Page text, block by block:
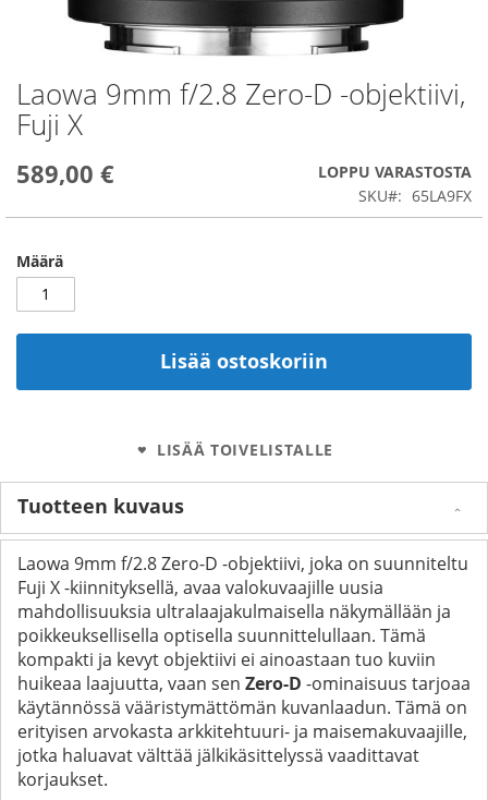
Laowa 9mm f/2.8 Zero-D -objektiivi,
Fuji X
589,00 €
LOPPU VARASTOSTA
SKU
65LA9FX
Määrä
Lisää ostoskoriin
LISÄÄ TOIVELISTALLE
Skip
to
the
of
Tuotteen kuvaus
Laowa 9mm f/2.8 Zero-D -objektiivi, joka on suunniteltu
Fuji X -kiinnityksellä, avaa valokuvaajille uusia
mahdollisuuksia ultralaajakulmaisella näkymällään ja
poikkeuksellisella optisella suunnittelullaan. Tämä
kompakti ja kevyt objektiivi ei ainoastaan tuo kuviin
huikeaa laajuutta, vaan sen Zero-D -ominaisuus tarjoaa
käytännössä vääristymättömän kuvanlaadun. Tämä on
erityisen arvokasta arkkitehtuuri- ja maisemakuvaajille,
jotka haluavat välttää jälkikäsittelyssä vaadittavat
korjaukset.